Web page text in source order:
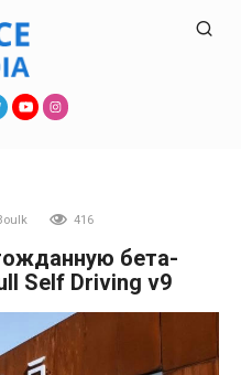
416
бета-
Self Driving v9